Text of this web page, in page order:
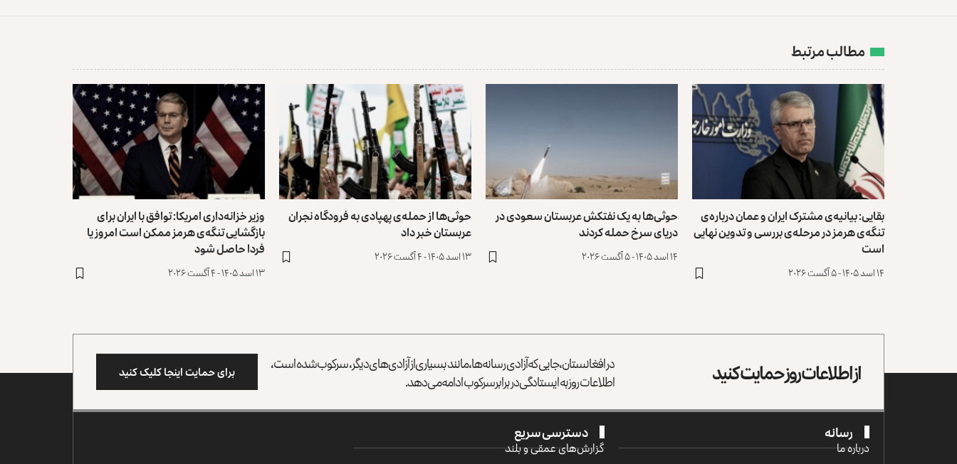
مطالب مرتبط
بقایی: بیانیه‌ی مشترک ایران و عمان درباره‌ی
تنگه‌ی هرمز در مرحله‌ی بررسی و تدوین نهایی
است
۱۴ اسد ۱۴۰۵ - ۵ آگست ۲۰۲۶
حوثی‌ها به یک نفتکش عربستان سعودی در
دریای سرخ حمله کردند
۱۴ اسد ۱۴۰۵ - ۵ آگست ۲۰۲۶
حوثی‌ها از حمله‌ی پهپادی به فرودگاه نجران
عربستان خبر داد
۱۳ اسد ۱۴۰۵ - ۴ آگست ۲۰۲۶
وزیر خزانه‌داری امریکا: توافق با ایران برای
بازگشایی تنگه‌ی هرمز ممکن است امروز یا
فردا حاصل شود
۱۳ اسد ۱۴۰۵ - ۴ آگست ۲۰۲۶
از اطلاعات روز حمایت کنید در افغانستان، جایی که آزادی رسانه‌ها، مانند بسیاری از آزادی‌های دیگر، سرکوب شده است،
اطلاعات روز به ایستادگی در برابر سرکوب ادامه می‌دهد. برای حمایت اینجا کلیک کنید
رسانه
درباره ما
دسترسی سریع
گزارش‌‌های عمقی و بلند